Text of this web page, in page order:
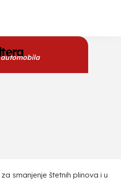
smanjenje štetnih plinova i u